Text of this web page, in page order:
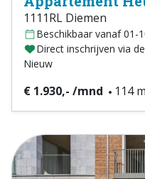
1111RL Diemen
Beschikbaar vanaf 01-
Direct inschrijven via
Nieuw
€ 1.930,- /mnd 114 m